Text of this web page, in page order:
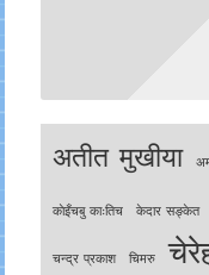
अतीत मुखीया
काेइँचबु काःतिच केदार सङ्केत
चन्द्र प्रकाश चिमरु